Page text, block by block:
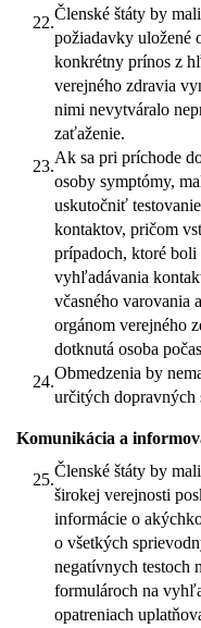
22.Členské štáty by
požiadavky uložené
konkrétny prínos z
verejného zdravia
nimi nevytváralo
zaťaženie.
23.Ak sa pri príchode
osoby symptómy,
uskutočniť
kontaktov, pričom
prípadoch, ktoré boli
vyhľadávania
včasného varovania
orgánom verejného
dotknutá osoba
24.Obmedzenia by
určitých dopravných
Komunikácia a
25.Členské štáty by
širokej verejnosti
informácie o
o všetkých
negatívnych testoch
formulároch na
opatreniach